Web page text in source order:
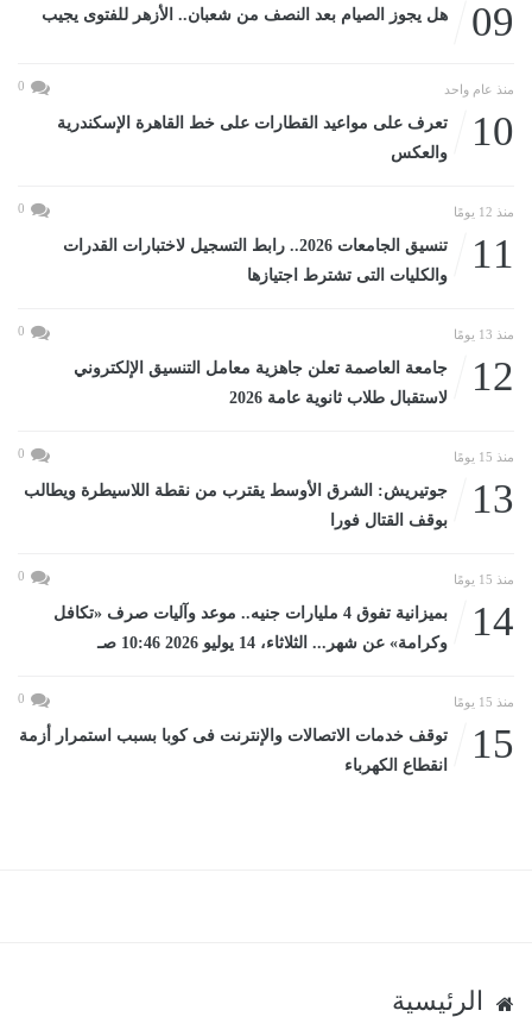
09 هل يجوز الصيام بعد النصف من شعبان.. الأزهر للفتوى يجيب
منذ عام واحد 0
10
تعرف على مواعيد القطارات على خط القاهرة الإسكندرية
والعكس
منذ 12 يومًا 0
11
تنسيق الجامعات 2026.. رابط التسجيل لاختبارات القدرات
والكليات التى تشترط اجتيازها
منذ 13 يومًا 0
12
جامعة العاصمة تعلن جاهزية معامل التنسيق الإلكتروني
لاستقبال طلاب ثانوية عامة 2026
منذ 15 يومًا 0
13
جوتيريش: الشرق الأوسط يقترب من نقطة اللاسيطرة ويطالب
بوقف القتال فورا
منذ 15 يومًا 0
14
بميزانية تفوق 4 مليارات جنيه.. موعد وآليات صرف «تكافل
وكرامة» عن شهر... الثلاثاء، 14 يوليو 2026 10:46 صـ
منذ 15 يومًا 0
15
توقف خدمات الاتصالات والإنترنت فى كوبا بسبب استمرار أزمة
انقطاع الكهرباء
الرئيسية